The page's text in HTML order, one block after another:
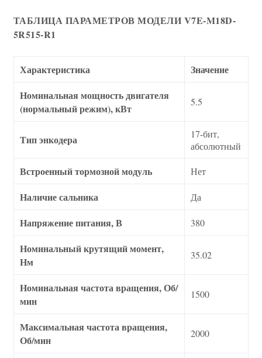
ТАБЛИЦА ПАРАМЕТРОВ МОДЕЛИ V7E-M18D-
5R515-R1
Характеристика
Значение
Номинальная мощность двигателя
(нормальный режим), кВт
5.5
Тип энкодера
17-бит,
абсолютный
Встроенный тормозной модуль Нет
Наличие сальника Да
Напряжение питания, В 380
Номинальный крутящий момент,
Нм
35.02
Номинальная частота вращения, Об/
мин
1500
Максимальная частота вращения,
Об/мин
2000